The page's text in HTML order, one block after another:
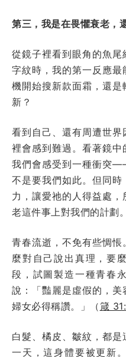
第三，我是在畏懼衰老，
從鏡子裡看到眼角的魚
字紋時，我的第一反應
機開始搜新款面霜，還
新？
看到自己、還有周遭世
裡會感到難過。看著鏡中
我們會感受到一種衝突
不是要我們如此。但同
力，讓愛祂的人得益處
老這件事上對我們的計劃。
青春流逝，不免有些惆
麼對自己說出真理，要
段，試圖製造一種青春
說：「豔麗是虛假的，
婦女必得稱讚。」（箴
白髮、橘皮、皺紋，都
一天，這身體要被更新